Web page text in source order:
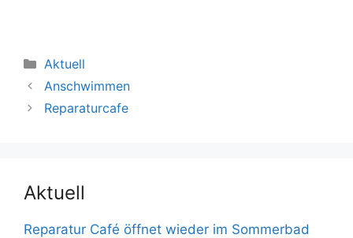
Kategorien
Aktuell
Anschwimmen
Reparaturcafe
Aktuell
Reparatur Café öffnet wieder im Sommerbad